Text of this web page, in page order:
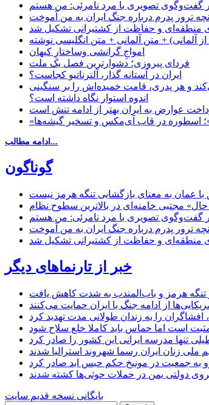
ترور پدرم درباره جنگ ایران به من آموخت
منطقه‌ای و حفاظت از کشتیرانی تشکیل شد
از آلمانی) + متن آلمانی + متن انگلیسی نوشته
‌امواجِ گرانشی وساختارِ کیهان
فردای پیروزی؛ دشوارترین فصل یک ملت
ایران در آستانه گذار، آلترناتیو کجاست؟
و هر پدری، قامت خمیده‌اش را بر سنگینی
اندوه استوار نگاه داشته است؟
عوارض به ایران بهتر از ادامه تنش است
اسطوره در قاب آی‌مکس و تسخیر گیشه‌ها
ادامه مطالب...
گوناگون
با عمان به معنای بازگشایی تنگه هرمز نیست
مجتبی خامنه‌ای در بالاترین سطوح نظام
ترور پدرم درباره جنگ ایران به من آموخت
منطقه‌ای و حفاظت از کشتیرانی تشکیل شد
خبر از تارنماهای دیگر
تنگه هرمز و باب‌المندب به شدت کاهش یافت
از ادامه جنگ با ایران حمایت می‌کنند
را به زندان طولانی مدت تهدید کرد
است اما حماس باید کاملا خلع سلاح شود
تنها مدرسه ایرانی این کشور را صادر کرد
ملی زنان ایران رسما شهروند استرالیا شدند
به جمعیت در مونیخ حکم حبس ابد صادر کرد
بایگانی نسخه قدیم سایت